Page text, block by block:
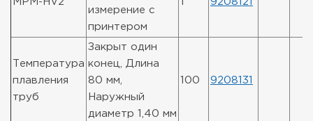
измерение с
принтером
Температура
плавления
труб
Закрыт один
конец, Длина
80 мм,
Наружный
диаметр 1,40 мм
100 9208131